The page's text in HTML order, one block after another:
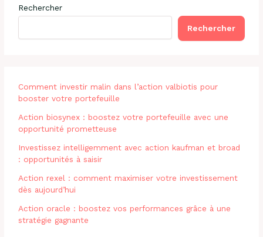
Rechercher
Rechercher
Comment investir malin dans l’action valbiotis pour
booster votre portefeuille
Action biosynex : boostez votre portefeuille avec une
opportunité prometteuse
Investissez intelligemment avec action kaufman et broad
: opportunités à saisir
Action rexel : comment maximiser votre investissement
dès aujourd’hui
Action oracle : boostez vos performances grâce à une
stratégie gagnante